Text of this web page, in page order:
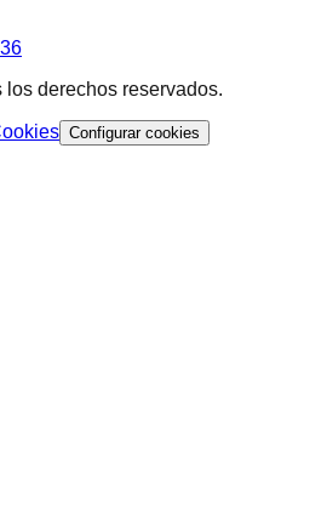
derechos reservados.
Configurar cookies